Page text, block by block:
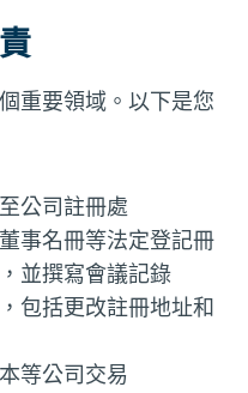
重要領域。以下是您
公司註冊處
事名冊等法定登記冊
並撰寫會議記錄
包括更改註冊地址和
等公司交易